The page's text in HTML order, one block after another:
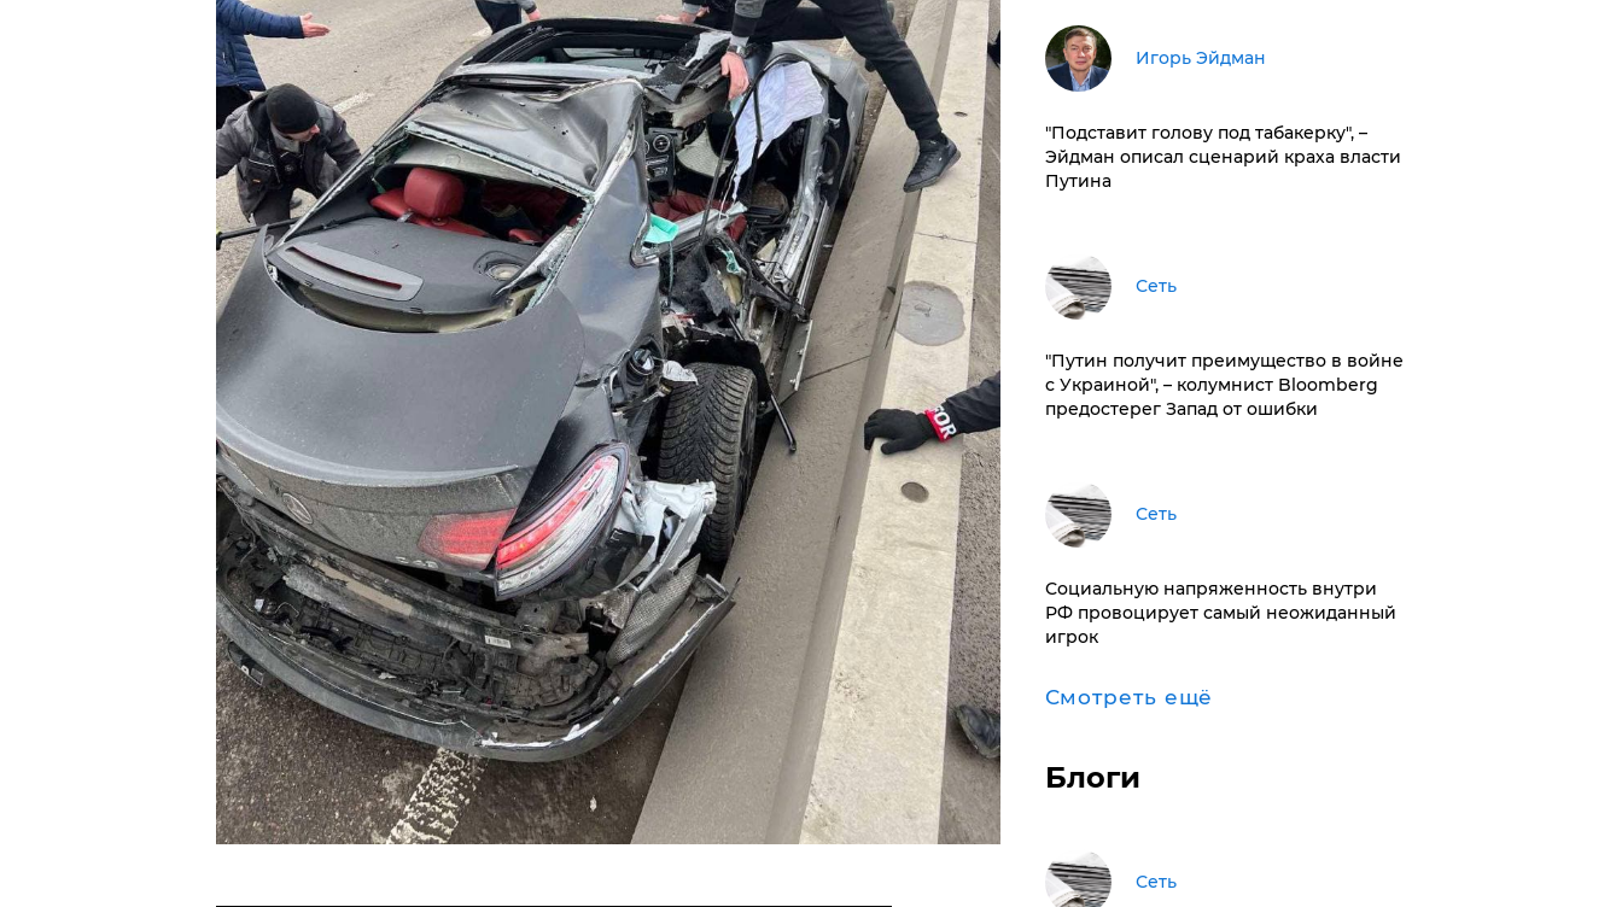
Игорь Эйдман
​"Подставит голову под табакерку", –
Эйдман описал сценарий краха власти
Путина
Сеть
"Путин получит преимущество в войне
с Украиной", – колумнист Bloomberg
предостерег Запад от ошибки
Сеть
Социальную напряженность внутри
РФ провоцирует самый неожиданный
игрок
Смотреть ещё
Блоги
Сеть